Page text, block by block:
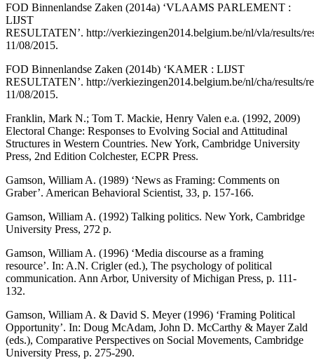
FOD Binnenlandse Zaken (2014a) ‘VLAAMS PARLEMENT :
LIJST
RESULTATEN’. http://verkiezingen2014.belgium.be/nl/vla/results/
11/08/2015.
FOD Binnenlandse Zaken (2014b) ‘KAMER : LIJST
RESULTATEN’. http://verkiezingen2014.belgium.be/nl/cha/results/
11/08/2015.
Franklin, Mark N.; Tom T. Mackie, Henry Valen e.a. (1992, 2009)
Electoral Change: Responses to Evolving Social and Attitudinal
Structures in Western Countries. New York, Cambridge University
Press, 2nd Edition Colchester, ECPR Press.
Gamson, William A. (1989) ‘News as Framing: Comments on
Graber’. American Behavioral Scientist, 33, p. 157-166.
Gamson, William A. (1992) Talking politics. New York, Cambridge
University Press, 272 p.
Gamson, William A. (1996) ‘Media discourse as a framing
resource’. In: A.N. Crigler (ed.), The psychology of political
communication. Ann Arbor, University of Michigan Press, p. 111-
132.
Gamson, William A. & David S. Meyer (1996) ‘Framing Political
Opportunity’. In: Doug McAdam, John D. McCarthy & Mayer Zald
(eds.), Comparative Perspectives on Social Movements, Cambridge
University Press, p. 275-290.